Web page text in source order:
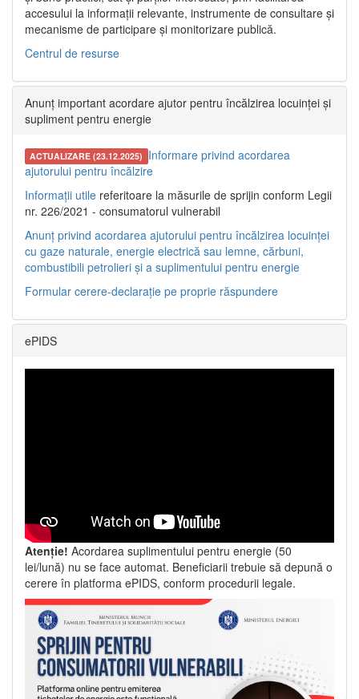
accesului la informații relevante, instrumente de consultare și
mecanisme de participare și monitorizare publică.
Centrul de resurse
Anunț important acordare ajutor pentru încălzirea locuinței și
supliment pentru energie
ACTUALIZARE (23.12.2025) Informare privind acordarea
ajutorului pentru încălzire
Informații utile referitoare la măsurile de sprijin conform Legii
nr. 226/2021 - consumatorul vulnerabil
Anunț privind acordarea ajutorului pentru încălzirea locuinței
cu gaze naturale, energie electrică sau lemne, cărbuni,
combustibili petrolieri și a suplimentului pentru energie
Formular cerere-declarație pe proprie răspundere
ePIDS
Atenție! Acordarea suplimentului pentru energie (50
lei/lună) nu se face automat. Beneficiarii trebuie să depună o
cerere în platforma ePIDS, conform procedurii legale.